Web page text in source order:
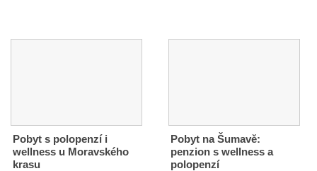
Pobyt s polopenzí i
wellness u Moravského
krasu
Pobyt na Šumavě:
penzion s wellness a
polopenzí